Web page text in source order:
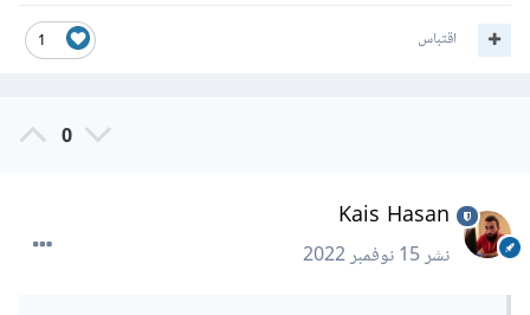
يمكنك الآن كتابة تعليمة switch للحالات المطلوبة، يمكن اختبار
فيما إذا كان عدد زوجي أو فردي باختبار باقي قسمة العدد على 2،
يمكنك طباعة النتيجة باستعمال تعليمة الطباعة، يمكنك البحث عن
كيفية كتابتها أيضاً كما سبق و ذكرت.
1 اقتباس
0
Kais Hasan
نشر15 نوفمبر 2022